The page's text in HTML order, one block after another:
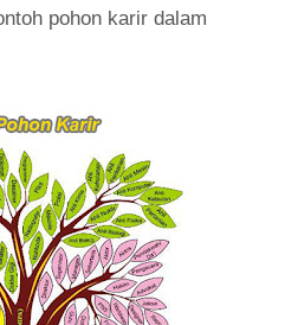
pohon karir dalam